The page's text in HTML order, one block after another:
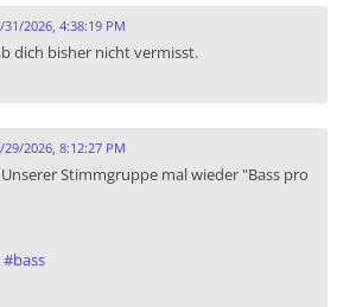
31/2026, 4:38:19 PM
dich bisher nicht vermisst.
29/2026, 8:12:27 PM
Stimmgruppe mal wieder "Bass pro
#bass